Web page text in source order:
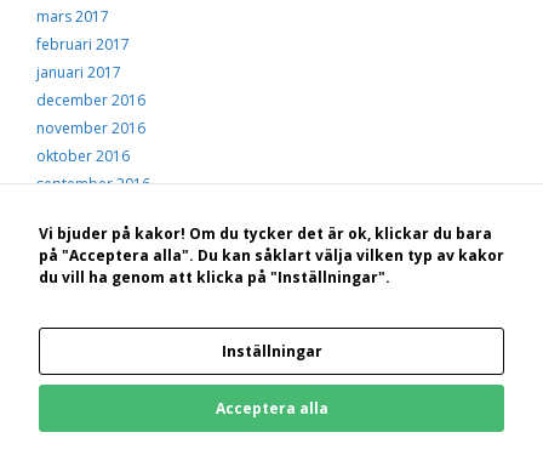
mars 2017
februari 2017
januari 2017
december 2016
november 2016
oktober 2016
september 2016
juli 2016
juni 2016
april 2016
februari 2016
december 2015
Vi bjuder på kakor! Om du tycker det är ok, klickar du bara
på "Acceptera alla". Du kan såklart välja vilken typ av kakor
du vill ha genom att klicka på "Inställningar".
Inställningar
Acceptera alla